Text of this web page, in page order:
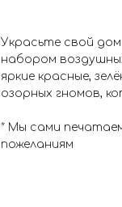
Украсьте свой дом
набором
яркие красные,
озорных гномов,
* Мы сами
пожеланиям